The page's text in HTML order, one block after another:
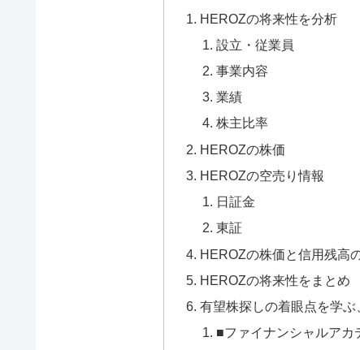
HEROZの将来性を分析
設立・従業員
事業内容
業績
株主比率
HEROZの株価
HEROZの空売り情報
日証金
東証
HEROZの株価と信用残高
HEROZの将来性をまとめ
有望株探しの着眼点を学
■ファイナンシャルアカ